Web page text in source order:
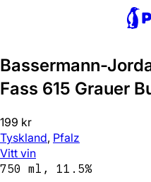
Bassermann-
Fass 615 Grauer
199 kr
Tyskland, Pfalz
Vitt vin
750 ml, 11.5%